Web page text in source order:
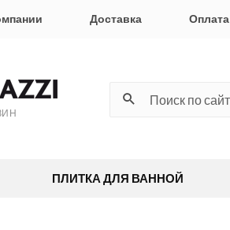
Доставка Оплата
ПЛИТКА ДЛЯ ВАННОЙ